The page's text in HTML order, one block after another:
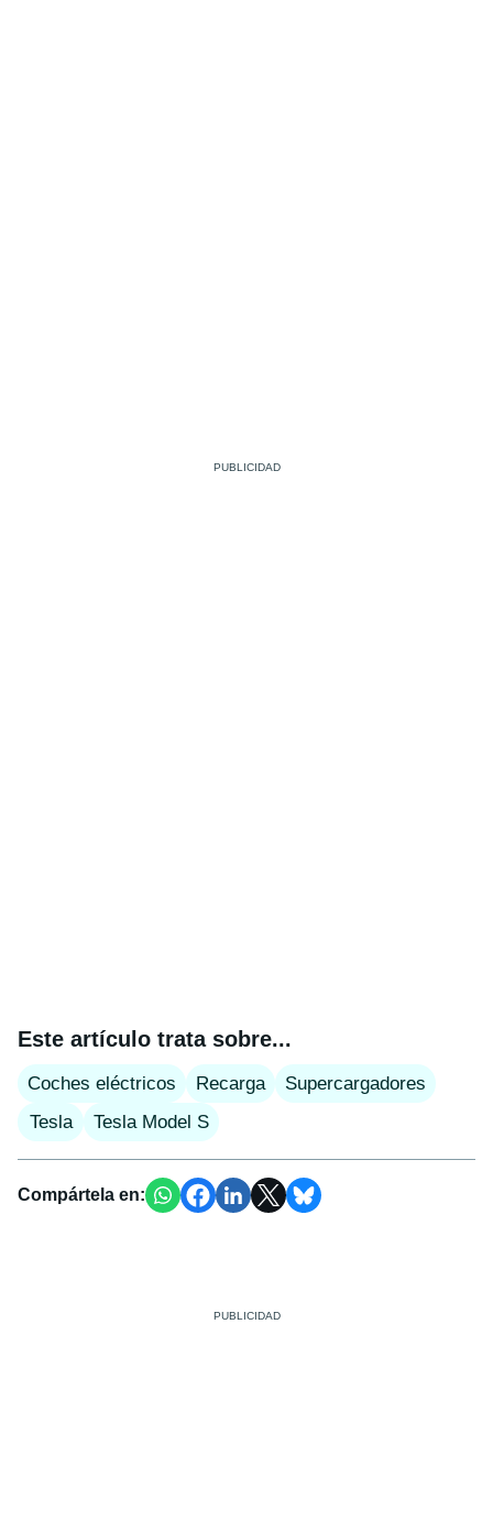
Este artículo trata sobre...
Coches eléctricos Recarga
Supercargadores
Tesla
Tesla Model S
Compártela en: